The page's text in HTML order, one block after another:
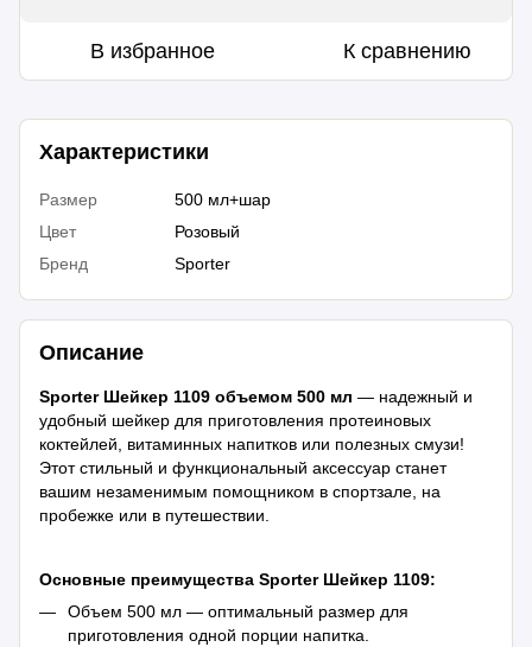
В избранное К сравнению
Характеристики
Размер
500 мл+шар
Цвет
Розовый
Бренд
Sporter
Описание
Sporter Шейкер 1109 объемом 500 мл— надежный и
удобный шейкер для приготовления протеиновых
коктейлей, витаминных напитков или полезных смузи!
Этот стильный и функциональный аксессуар станет
вашим незаменимым помощником в спортзале, на
пробежке или в путешествии.
Основные преимущества Sporter Шейкер 1109:
Объем 500 мл — оптимальный размер для
приготовления одной порции напитка.